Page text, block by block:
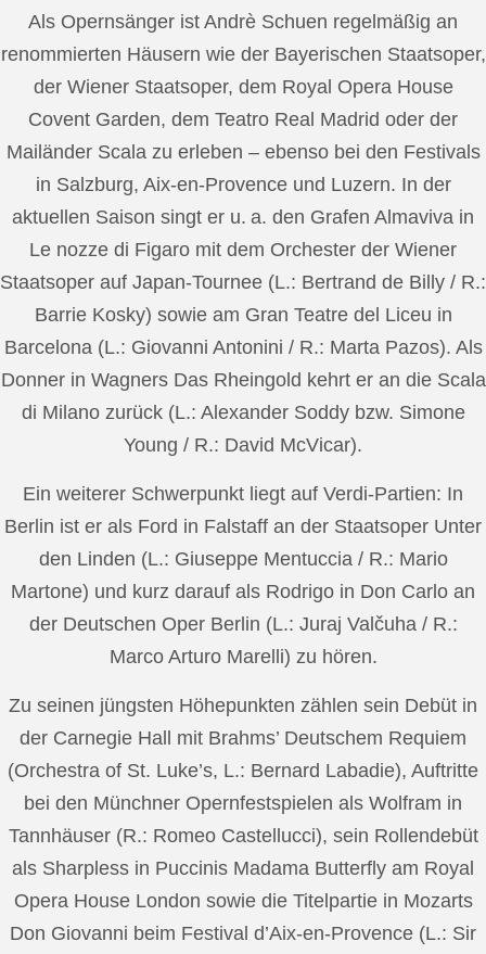
Als Opernsänger ist Andrè Schuen regelmäßig an
renommierten Häusern wie der Bayerischen Staatsoper,
der Wiener Staatsoper, dem Royal Opera House
Covent Garden, dem Teatro Real Madrid oder der
Mailänder Scala zu erleben – ebenso bei den Festivals
in Salzburg, Aix-en-Provence und Luzern. In der
aktuellen Saison singt er u. a. den Grafen Almaviva in
Le nozze di Figaro mit dem Orchester der Wiener
Staatsoper auf Japan-Tournee (L.: Bertrand de Billy / R.:
Barrie Kosky) sowie am Gran Teatre del Liceu in
Barcelona (L.: Giovanni Antonini / R.: Marta Pazos). Als
Donner in Wagners Das Rheingold kehrt er an die Scala
di Milano zurück (L.: Alexander Soddy bzw. Simone
Young / R.: David McVicar).
Ein weiterer Schwerpunkt liegt auf Verdi-Partien: In
Berlin ist er als Ford in Falstaff an der Staatsoper Unter
den Linden (L.: Giuseppe Mentuccia / R.: Mario
Martone) und kurz darauf als Rodrigo in Don Carlo an
der Deutschen Oper Berlin (L.: Juraj Valčuha / R.:
Marco Arturo Marelli) zu hören.
Zu seinen jüngsten Höhepunkten zählen sein Debüt in
der Carnegie Hall mit Brahms’ Deutschem Requiem
(Orchestra of St. Luke’s, L.: Bernard Labadie), Auftritte
bei den Münchner Opernfestspielen als Wolfram in
Tannhäuser (R.: Romeo Castellucci), sein Rollendebüt
als Sharpless in Puccinis Madama Butterfly am Royal
Opera House London sowie die Titelpartie in Mozarts
Don Giovanni beim Festival d’Aix-en-Provence (L.: Sir